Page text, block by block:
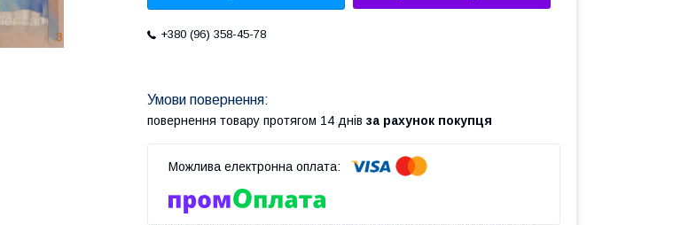
+380 (96) 358-45-78
повернення товару протягом 14 днів за рахунок покупця